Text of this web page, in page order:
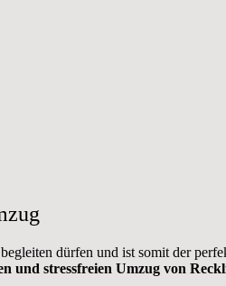
dürfen und ist somit der
und stressfreien Umzug von